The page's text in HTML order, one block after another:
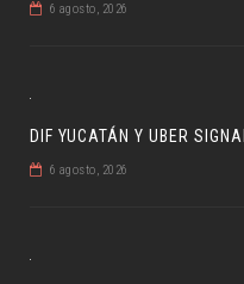
6 agosto, 2026
DIF YUCATÁN Y UBER
6 agosto, 2026